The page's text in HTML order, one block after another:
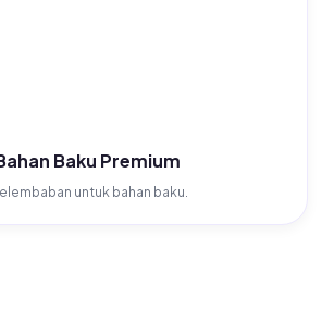
Baku Premium
untuk bahan baku.